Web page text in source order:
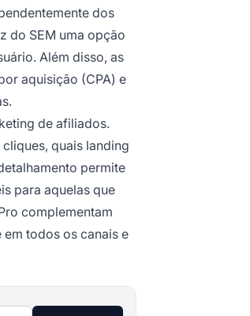
dos
do SEM uma opção
Além disso, as
aquisição (CPA) e
de afiliados.
quais landing
permite
para aquelas que
complementam
todos os canais e